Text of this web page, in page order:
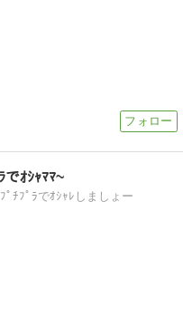
でｵｼｬﾏﾏ~
ﾟﾁﾌﾟﾗでｵｼｬﾚしましょー